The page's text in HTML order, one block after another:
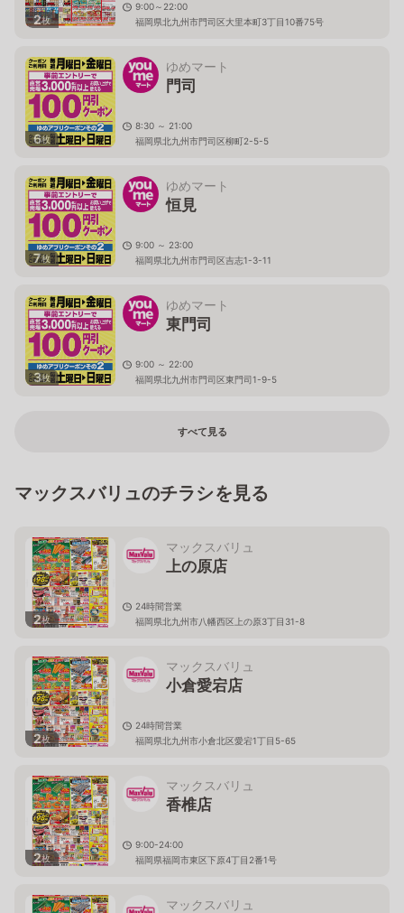
2枚
9:00～22:00
福岡県北九州市門司区大里本町3丁目10番75号
6枚
ゆめマート
門司
8:30 ～ 21:00
福岡県北九州市門司区柳町2-5-5
7枚
ゆめマート
恒見
9:00 ～ 23:00
福岡県北九州市門司区吉志1-3-11
3枚
ゆめマート
東門司
9:00 ～ 22:00
福岡県北九州市門司区東門司1-9-5
すべて見る
マックスバリュのチラシを見る
2枚
マックスバリュ
上の原店
24時間営業
福岡県北九州市八幡西区上の原3丁目31-8
2枚
マックスバリュ
小倉愛宕店
24時間営業
福岡県北九州市小倉北区愛宕1丁目5-65
2枚
マックスバリュ
香椎店
9:00-24:00
福岡県福岡市東区下原4丁目2番1号
マックスバリュ